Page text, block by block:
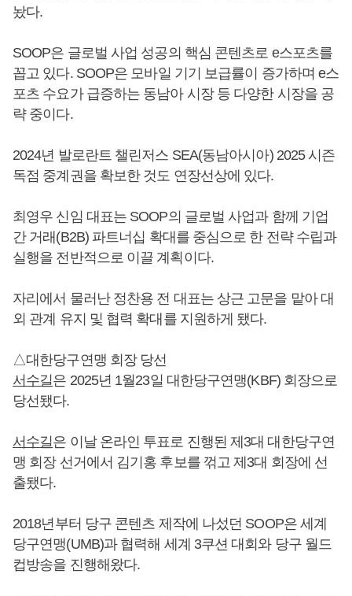
놨다.
SOOP은 글로벌 사업 성공의 핵심 콘텐츠로 e스포츠를
꼽고 있다. SOOP은 모바일 기기 보급률이 증가하며 e스
포츠 수요가 급증하는 동남아 시장 등 다양한 시장을 공
략 중이다.
2024년 발로란트 챌린저스 SEA(동남아시아) 2025 시즌
독점 중계권을 확보한 것도 연장선상에 있다.
최영우 신임 대표는 SOOP의 글로벌 사업과 함께 기업
간 거래(B2B) 파트너십 확대를 중심으로 한 전략 수립과
실행을 전반적으로 이끌 계획이다.
자리에서 물러난 정찬용 전 대표는 상근 고문을 맡아 대
외 관계 유지 및 협력 확대를 지원하게 됐다.
△대한당구연맹 회장 당선
서수길은 2025년 1월23일 대한당구연맹(KBF) 회장으로
당선됐다.
서수길은 이날 온라인 투표로 진행된 제3대 대한당구연
맹 회장 선거에서 김기홍 후보를 꺾고 제3대 회장에 선
출됐다.
2018년부터 당구 콘텐츠 제작에 나섰던 SOOP은 세계
당구연맹(UMB)과 협력해 세계 3쿠션 대회와 당구 월드
컵방송을 진행해왔다.